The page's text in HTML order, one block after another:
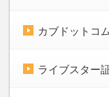
カブドットコ
ライブスター